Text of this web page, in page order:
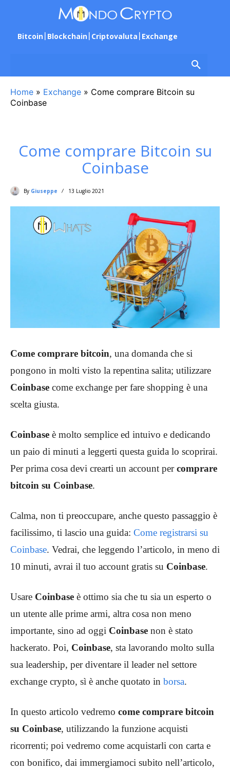
Bitcoin Blockchain Criptovaluta Exchange
Home » Exchange » Come comprare Bitcoin su
Coinbase
Come comprare Bitcoin su
Coinbase
By Giuseppe 13 Luglio 2021
Come comprare bitcoin, una domanda che si
pongono in molti visto la repentina salita; utilizzare
Coinbase come exchange per fare shopping è una
scelta giusta.
Coinbase è molto semplice ed intuivo e dedicando
un paio di minuti a leggerti questa guida lo scoprirai.
Per prima cosa devi crearti un account percomprare
bitcoin su Coinbase.
Calma, non ti preoccupare, anche questo passaggio è
facilissimo, ti lascio una guida: Come registrarsi su
Coinbase. Vedrai, che leggendo l’articolo, in meno di
10 minuti, avrai il tuo account gratis su Coinbase.
Usare Coinbase è ottimo sia che tu sia un esperto o
un utente alle prime armi, altra cosa non meno
importante, sino ad oggi Coinbase non è stato
hackerato. Poi, Coinbase, sta lavorando molto sulla
sua leadership, per diventare il leader nel settore
exchange crypto, sì è anche quotato in borsa.
In questo articolo vedremo come comprare bitcoin
su Coinbase, utilizzando la funzione acquisti
ricorrenti; poi vedremo come acquistarli con carta e
con bonifico, dai immergiamoci subito nell’articolo,